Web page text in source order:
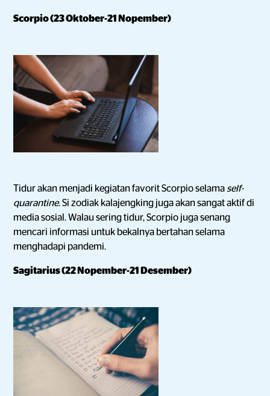
Scorpio (23 Oktober-21 Nopember)
Tidur akan menjadi kegiatan favorit Scorpio selama self-
quarantine. Si zodiak kalajengking juga akan sangat aktif di
media sosial. Walau sering tidur, Scorpio juga senang
mencari informasi untuk bekalnya bertahan selama
menghadapi pandemi.
Sagitarius (22 Nopember-21 Desember)